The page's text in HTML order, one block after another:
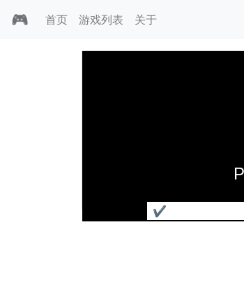
🎮 首页 游戏列表 关于
✔